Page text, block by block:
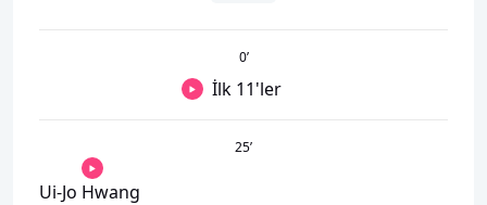
0’
İlk 11'ler
25’
Ui-Jo Hwang